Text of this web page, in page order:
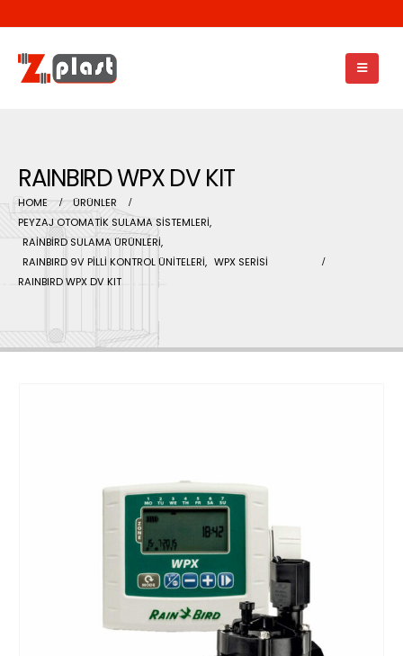
RAINBIRD WPX DV KIT
HOME
ÜRÜNLER
PEYZAJ OTOMATİK SULAMA SİSTEMLERİ,
RAİNBİRD SULAMA ÜRÜNLERİ,
RAINBIRD 9V PİLLİ KONTROL ÜNİTELERİ, WPX SERİSİ
RAINBIRD WPX DV KIT